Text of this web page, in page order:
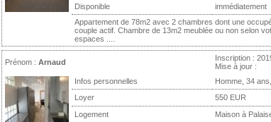
Disponible
immédiatement
Appartement de 78m2 avec 2 chambres dont une
couple actif. Chambre de 13m2 meublée ou non selon
espaces ....
Prénom : Arnaud
Inscription :
Mise à jour :
Infos personnelles
Homme, 34
Loyer
550 EUR
Logement
Maison à